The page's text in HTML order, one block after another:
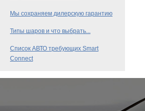
Мы сохраняем дилерскую гарантию
Типы шаров и что выбрать...
Список АВТО требующих Smart
Connect